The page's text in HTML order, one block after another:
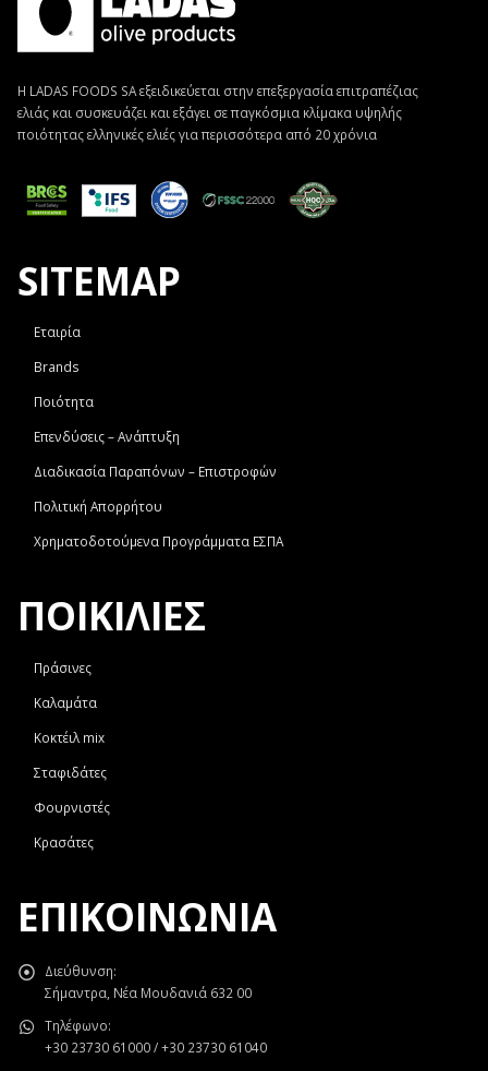
Η LADAS FOODS SA εξειδικεύεται στην επεξεργασία επιτραπέζιας
ελιάς και συσκευάζει και εξάγει σε παγκόσμια κλίμακα υψηλής
ποιότητας ελληνικές ελιές για περισσότερα από 20 χρόνια
SITEMAP
Εταιρία
Brands
Ποιότητα
Επενδύσεις – Ανάπτυξη
Διαδικασία Παραπόνων – Επιστροφών
Πολιτική Απορρήτου
Χρηματοδοτούμενα Προγράμματα ΕΣΠΑ
ΠΟΙΚΙΛΙΕΣ
Πράσινες
Καλαμάτα
Κοκτέιλ mix
Σταφιδάτες
Φουρνιστές
Κρασάτες
ΕΠΙΚΟΙΝΩΝΊΑ
Διεύθυνση:
Σήμαντρα, Νέα Μουδανιά 632 00
Τηλέφωνο:
+30 23730 61000 / +30 23730 61040